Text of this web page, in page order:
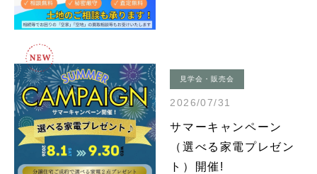
見学会・販売会
2026/07/31
サマーキャンペーン
（選べる家電プレゼン
ト）開催!